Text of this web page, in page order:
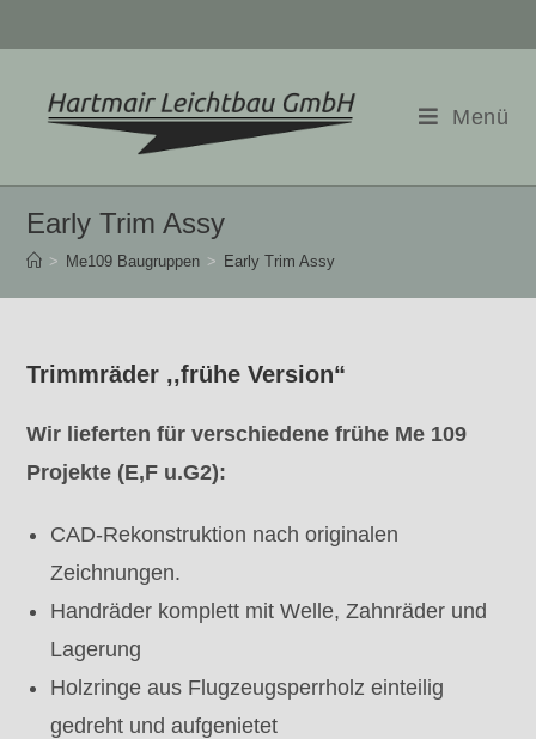
Menü
Early Trim Assy
> Me109 Baugruppen > Early Trim Assy
Trimmräder ,,frühe Version“
Wir lieferten für verschiedene frühe Me 109
Projekte (E,F u.G2):
CAD-Rekonstruktion nach originalen
Zeichnungen.
Handräder komplett mit Welle, Zahnräder und
Lagerung
Holzringe aus Flugzeugsperrholz einteilig
gedreht und aufgenietet